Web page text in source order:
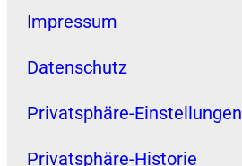
Impressum
Datenschutz
Privatsphäre-Einstellungen
Privatsphäre-Historie